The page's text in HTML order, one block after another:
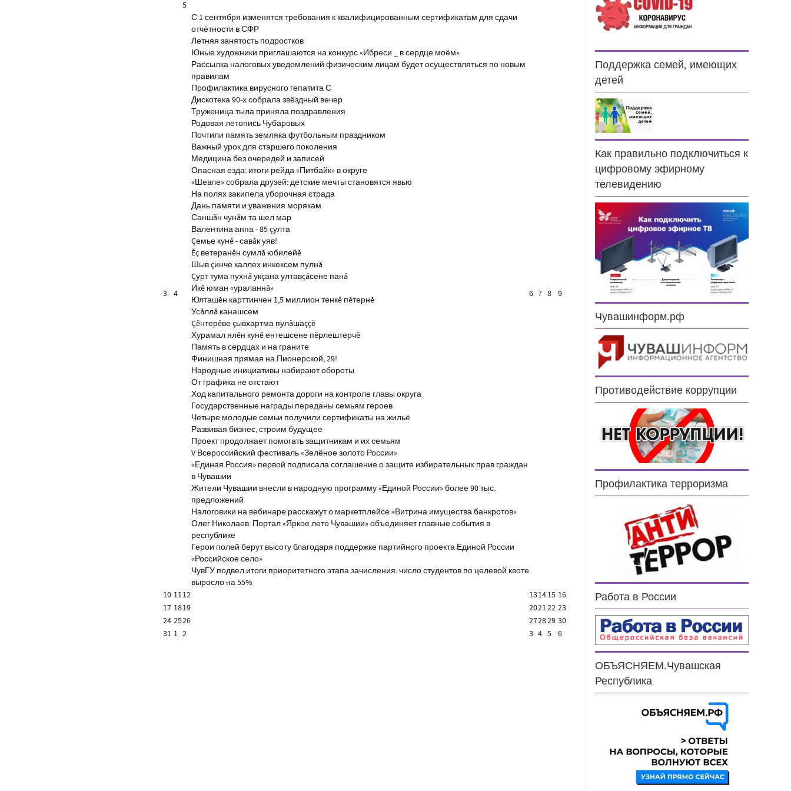
3 4
5
С 1 сентября изменятся требования к квалифицированным сертификатам для сдачи
отчётности в СФР
Летняя занятость подростков
Юные художники приглашаются на конкурс «Ибреси _ в сердце моём»
Рассылка налоговых уведомлений физическим лицам будет осуществляться по новым
правилам
Профилактика вирусного гепатита С
Дискотека 90-х собрала звёздный вечер
Труженица тыла приняла поздравления
Родовая летопись Чубаровых
Почтили память земляка футбольным праздником
Важный урок для старшего поколения
Медицина без очередей и записей
Опасная езда: итоги рейда «Питбайк» в округе
«Шевле» собрала друзей: детские мечты становятся явью
На полях закипела уборочная страда
Дань памяти и уважения морякам
Саншăн чунăм та шел мар
Валентина аппа - 85 çулта
Çемье кунĕ - савăк уяв!
Ĕç ветеранĕн сумлă юбилейĕ
Шыв çинче каллех инкексем пулнă
Çурт тума пухнă укçана ултавçăсене панă
Икĕ юман «ураланнă»
Юлташĕн карттинчен 1,5 миллион тенкĕ пĕтернĕ
Усăллă канашсем
Çĕнтерĕве çывхартма пулăшаççĕ
Хурамал ялĕн кунĕ ентешсене пĕрлештерчĕ
Память в сердцах и на граните
Финишная прямая на Пионерской, 29!
Народные инициативы набирают обороты
От графика не отстают
Ход капитального ремонта дороги на контроле главы округа
Государственные награды переданы семьям героев
Четыре молодые семьи получили сертификаты на жильё
Развивая бизнес, строим будущее
Проект продолжает помогать защитникам и их семьям
V Всероссийский фестиваль «Зелёное золото России»
«Единая Россия» первой подписала соглашение о защите избирательных прав граждан
в Чувашии
Жители Чувашии внесли в народную программу «Единой России» более 90 тыс.
предложений
Налоговики на вебинаре расскажут о маркетплейсе «Витрина имущества банкротов»
Олег Николаев: Портал «Яркое лето Чувашии» объединяет главные события в
республике
Герои полей берут высоту благодаря поддержке партийного проекта Единой России
«Российское село»
ЧувГУ подвел итоги приоритетного этапа зачисления: число студентов по целевой квоте
выросло на 55%
6 7 8 9
10 1112 131415 16
17 1819 202122 23
24 2526 272829 30
31 1 2 3 4 5 6
Поддержка семей, имеющих
детей
Как правильно подключиться к
цифровому эфирному
телевидению
Чувашинформ.рф
Противодействие коррупции
Профилактика терроризма
Работа в России
ОБЪЯСНЯЕМ.Чувашская
Республика